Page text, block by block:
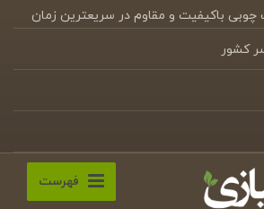
چوبی باکیفیت و مقاوم در سریعترین زمان
کشور
فهرست